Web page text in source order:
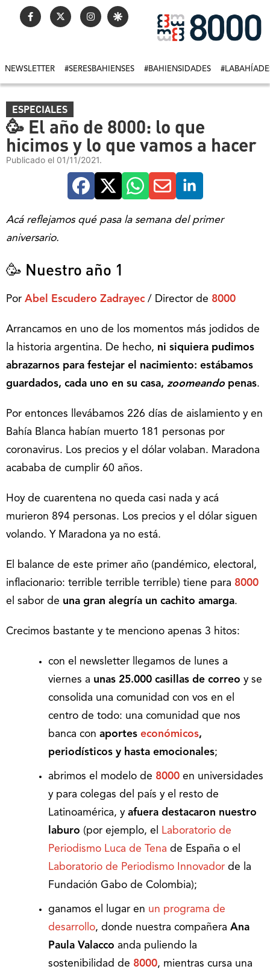
NEWSLETTER #SERESBAHIENSES #BAHIENSIDADES
ESPECIALES
🥳 El año de 8000: lo que
hicimos y lo que vamos a hacer
Publicado el 01/11/2021.
Acá reflejamos qué pasa la semana del primer
aniversario.
🥳 Nuestro año 1
Por Abel Escudero Zadrayec / Director de 8000
Arrancamos en uno de los momentos más jodidos de
la historia argentina. De hecho, ni siquiera pudimos
abrazarnos para festejar el nacimiento: estábamos
guardados, cada uno en su casa, zoomeando penas.
Por entonces llevábamos 226 días de aislamiento y en
Bahía Blanca habían muerto 181 personas por
coronavirus. Los precios y el dólar volaban. Maradona
acababa de cumplir 60 años.
Hoy de cuarentena no queda casi nada y acá
murieron 894 personas. Los precios y el dólar siguen
volando. Y Maradona ya no está.
El balance de este primer año (pandémico, electoral,
inflacionario: terrible terrible terrible) tiene para 8000
el sabor de una gran alegría un cachito amarga.
Crecimos bastante y te menciono apenas 3 hitos:
con el newsletter llegamos de lunes a
viernes a unas 25.000 casillas de correo y se
consolida una comunidad con vos en el
centro de todo: una comunidad que nos
banca con aportes económicos,
periodísticos y hasta emocionales;
abrimos el modelo de 8000 en universidades
y para colegas del país y el resto de
Latinoamérica, y afuera destacaron nuestro
laburo (por ejemplo, el
Laboratorio de
Periodismo Luca de Tena de España o el
Laboratorio de Periodismo Innovador de la
Fundación Gabo de Colombia);
ganamos el lugar en un programa de
desarrollo, donde nuestra compañera Ana
Paula Valacco anda puliendo la
sostenibilidad de 8000, mientras cursa una